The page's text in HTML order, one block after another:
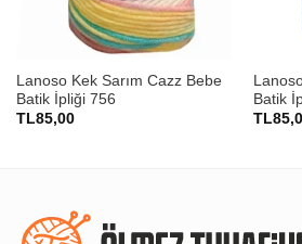
Lanoso Kek Sarım Cazz Bebe
Batik İpliği 756
TL85,00
Batik
TL